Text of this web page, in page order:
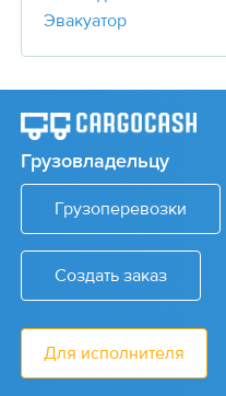
Эвакуатор
Грузовладельцу
Грузоперевозки
Создать заказ
Для исполнителя